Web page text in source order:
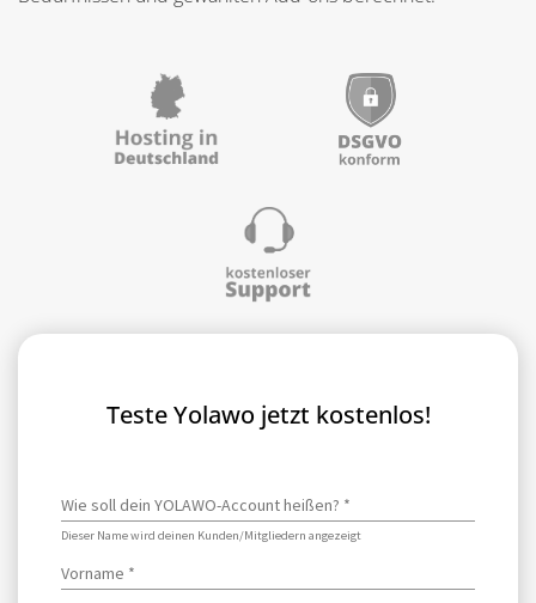
Teste Yolawo jetzt kostenlos!